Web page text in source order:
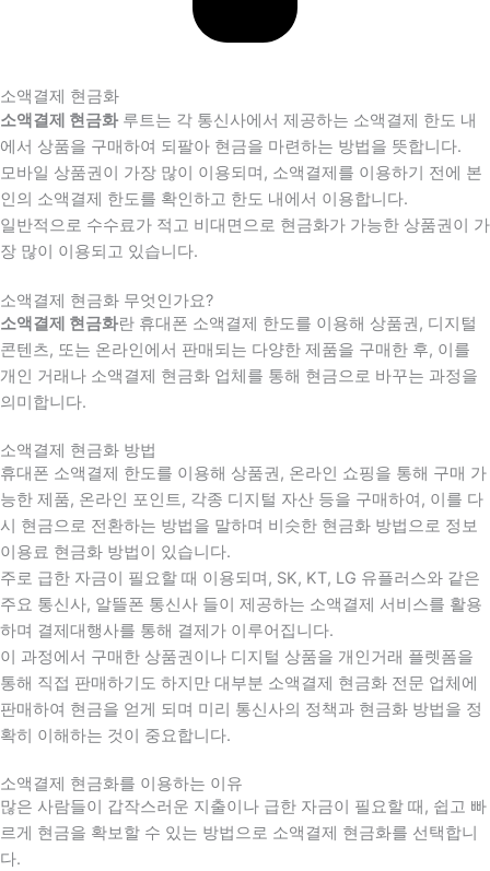
소액결제 현금화
소액결제 현금화루트는 각 통신사에서 제공하는 소액결제 한도 내
에서 상품을 구매하여 되팔아 현금을 마련하는 방법을 뜻합니다.
모바일 상품권이 가장 많이 이용되며, 소액결제를 이용하기 전에 본
인의 소액결제 한도를 확인하고 한도 내에서 이용합니다.
일반적으로 수수료가 적고 비대면으로 현금화가 가능한 상품권이 가
장 많이 이용되고 있습니다.
소액결제 현금화 무엇인가요?
소액결제 현금화란 휴대폰 소액결제 한도를 이용해 상품권, 디지털
콘텐츠, 또는 온라인에서 판매되는 다양한 제품을 구매한 후, 이를
개인 거래나 소액결제 현금화 업체를 통해 현금으로 바꾸는 과정을
의미합니다.
소액결제 현금화 방법
휴대폰 소액결제 한도를 이용해 상품권, 온라인 쇼핑을 통해 구매 가
능한 제품, 온라인 포인트, 각종 디지털 자산 등을 구매하여, 이를 다
시 현금으로 전환하는 방법을 말하며 비슷한 현금화 방법으로 정보
이용료 현금화 방법이 있습니다.
주로 급한 자금이 필요할 때 이용되며, SK, KT, LG 유플러스와 같은
주요 통신사, 알뜰폰 통신사 들이 제공하는 소액결제 서비스를 활용
하며 결제대행사를 통해 결제가 이루어집니다.
이 과정에서 구매한 상품권이나 디지털 상품을 개인거래 플렛폼을
통해 직접 판매하기도 하지만 대부분 소액결제 현금화 전문 업체에
판매하여 현금을 얻게 되며 미리 통신사의 정책과 현금화 방법을 정
확히 이해하는 것이 중요합니다.
소액결제 현금화를 이용하는 이유
많은 사람들이 갑작스러운 지출이나 급한 자금이 필요할 때 , 쉽고 빠
르게 현금을 확보할 수 있는 방법으로 소액결제 현금화를 선택합니
다.